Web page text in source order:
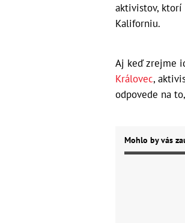
aktivistov, ktorí
Kaliforniu.
Aj keď zrejme
Královec,
odpovede na
Mohlo by vás